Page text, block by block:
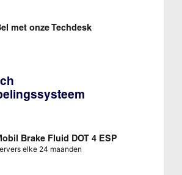
met onze Techdesk
Brake Fluid DOT 4 ESP
elke 24 maanden